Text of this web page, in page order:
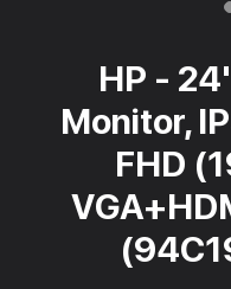
HP -
Monitor,
FHD